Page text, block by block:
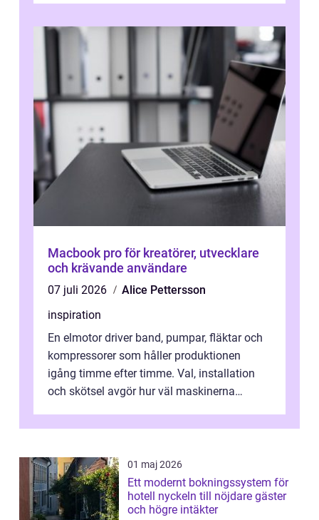
Macbook pro för kreatörer, utvecklare
och krävande användare
07 juli 2026
Alice Pettersson
inspiration
En elmotor driver band, pumpar, fläktar och
kompressorer som håller produktionen
igång timme efter timme. Val, installation
och skötsel avgör hur väl maskinerna
01 maj 2026
Ett modernt bokningssystem för
hotell nyckeln till nöjdare gäster
och högre intäkter